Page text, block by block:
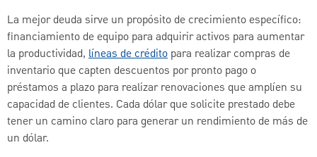
La mejor deuda sirve un propósito de crecimiento específico:
financiamiento de equipo para adquirir activos para aumentar
la productividad, líneas de crédito para realizar compras de
inventario que capten descuentos por pronto pago o
préstamos a plazo para realizar renovaciones que amplíen su
capacidad de clientes. Cada dólar que solicite prestado debe
tener un camino claro para generar un rendimiento de más de
un dólar.